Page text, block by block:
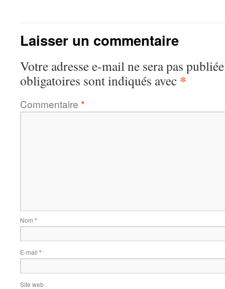
Laisser un commentaire
Votre adresse e-mail ne sera pas
obligatoires sont indiqués avec *
Commentaire *
Nom *
E-mail *
Site web